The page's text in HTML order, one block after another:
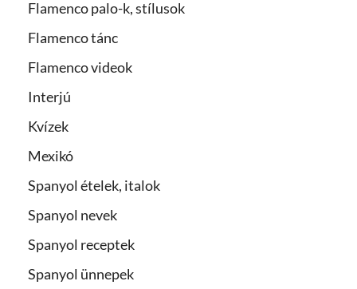
Flamenco palo-k, stílusok
Flamenco tánc
Flamenco videok
Interjú
Kvízek
Mexikó
Spanyol ételek, italok
Spanyol nevek
Spanyol receptek
Spanyol ünnepek